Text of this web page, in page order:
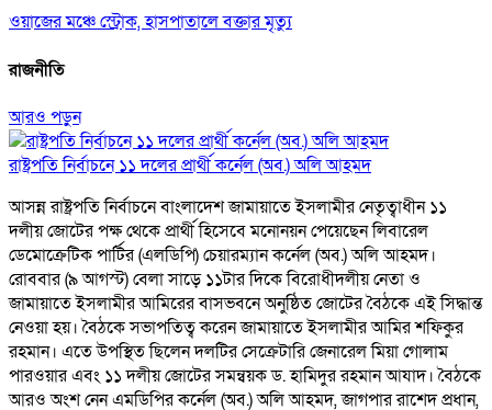
ওয়াজের মঞ্চে স্ট্রোক, হাসপাতালে বক্তার মৃত্যু
রাজনীতি
আরও পড়ুন
রাষ্ট্রপতি নির্বাচনে ১১ দলের প্রার্থী কর্নেল (অব.) অলি আহমদ
আসন্ন রাষ্ট্রপতি নির্বাচনে বাংলাদেশ জামায়াতে ইসলামীর নেতৃত্বাধীন ১১
দলীয় জোটের পক্ষ থেকে প্রার্থী হিসেবে মনোনয়ন পেয়েছেন লিবারেল
ডেমোক্রেটিক পার্টির (এলডিপি) চেয়ারম্যান কর্নেল (অব.) অলি আহমদ।
রোববার (৯ আগস্ট) বেলা সাড়ে ১১টার দিকে বিরোধীদলীয় নেতা ও
জামায়াতে ইসলামীর আমিরের বাসভবনে অনুষ্ঠিত জোটের বৈঠকে এই সিদ্ধান্ত
নেওয়া হয়। বৈঠকে সভাপতিত্ব করেন জামায়াতে ইসলামীর আমির শফিকুর
রহমান। এতে উপস্থিত ছিলেন দলটির সেক্রেটারি জেনারেল মিয়া গোলাম
পারওয়ার এবং ১১ দলীয় জোটের সমন্বয়ক ড. হামিদুর রহমান আযাদ। বৈঠকে
আরও অংশ নেন এমডিপির কর্নেল (অব.) অলি আহমদ, জাগপার রাশেদ প্রধান,